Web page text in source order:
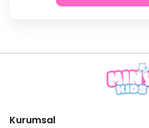
Kurumsal